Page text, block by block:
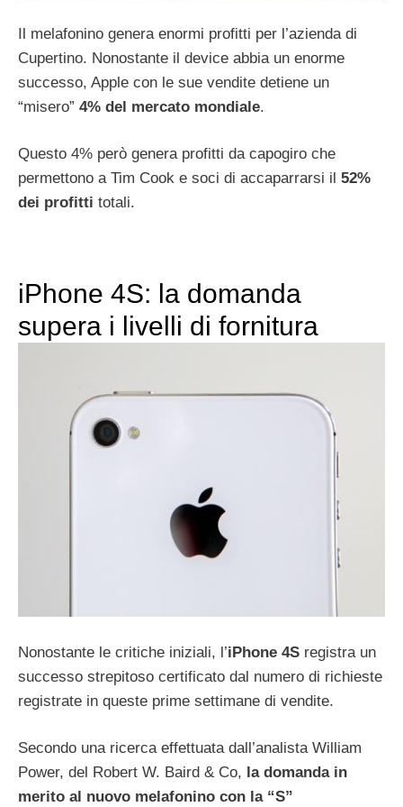
Il melafonino genera enormi profitti per l’azienda di
Cupertino. Nonostante il device abbia un enorme
successo, Apple con le sue vendite detiene un
“misero” 4% del mercato mondiale.
Questo 4% però genera profitti da capogiro che
permettono a Tim Cook e soci di accaparrarsi il 52%
dei profitti totali.
iPhone 4S: la domanda
supera i livelli di fornitura
Nonostante le critiche iniziali, l’iPhone 4S registra un
successo strepitoso certificato dal numero di richieste
registrate in queste prime settimane di vendite.
Secondo una ricerca effettuata dall’analista William
Power, del Robert W. Baird & Co, la domanda in
merito al nuovo melafonino con la “S”